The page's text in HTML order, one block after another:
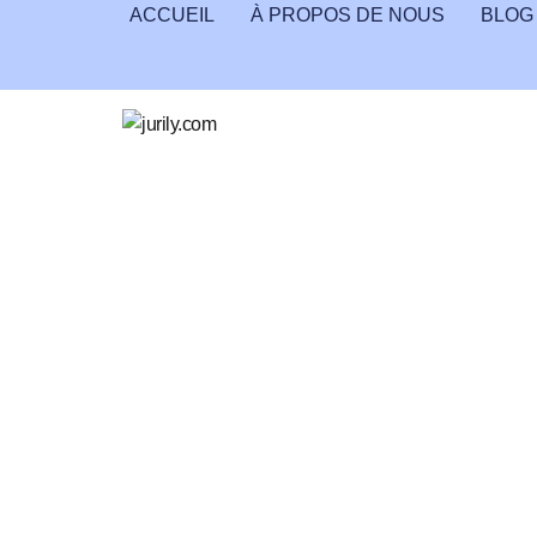
ACCUEIL À PROPOS DE NOUS BLOG